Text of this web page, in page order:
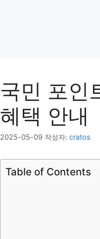
국민 포인
혜택 안내
2025-05-09 작성자: cratos
Table of Contents